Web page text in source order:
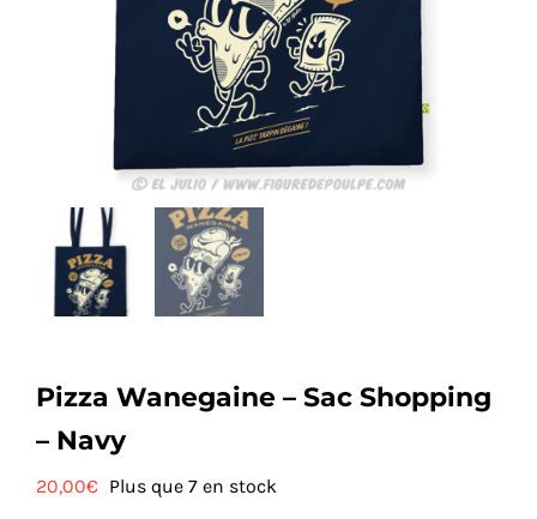
Pizza Wanegaine – Sac Shopping
– Navy
20,00€ Plus que 7 en stock